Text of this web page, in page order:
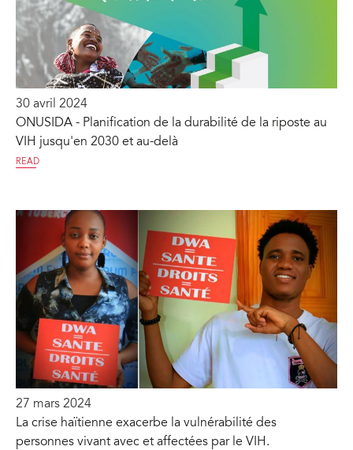
30 avril 2024
ONUSIDA - Planification de la durabilité de la riposte au
VIH jusqu'en 2030 et au-delà
READ
27 mars 2024
La crise haïtienne exacerbe la vulnérabilité des
personnes vivant avec et affectées par le VIH.